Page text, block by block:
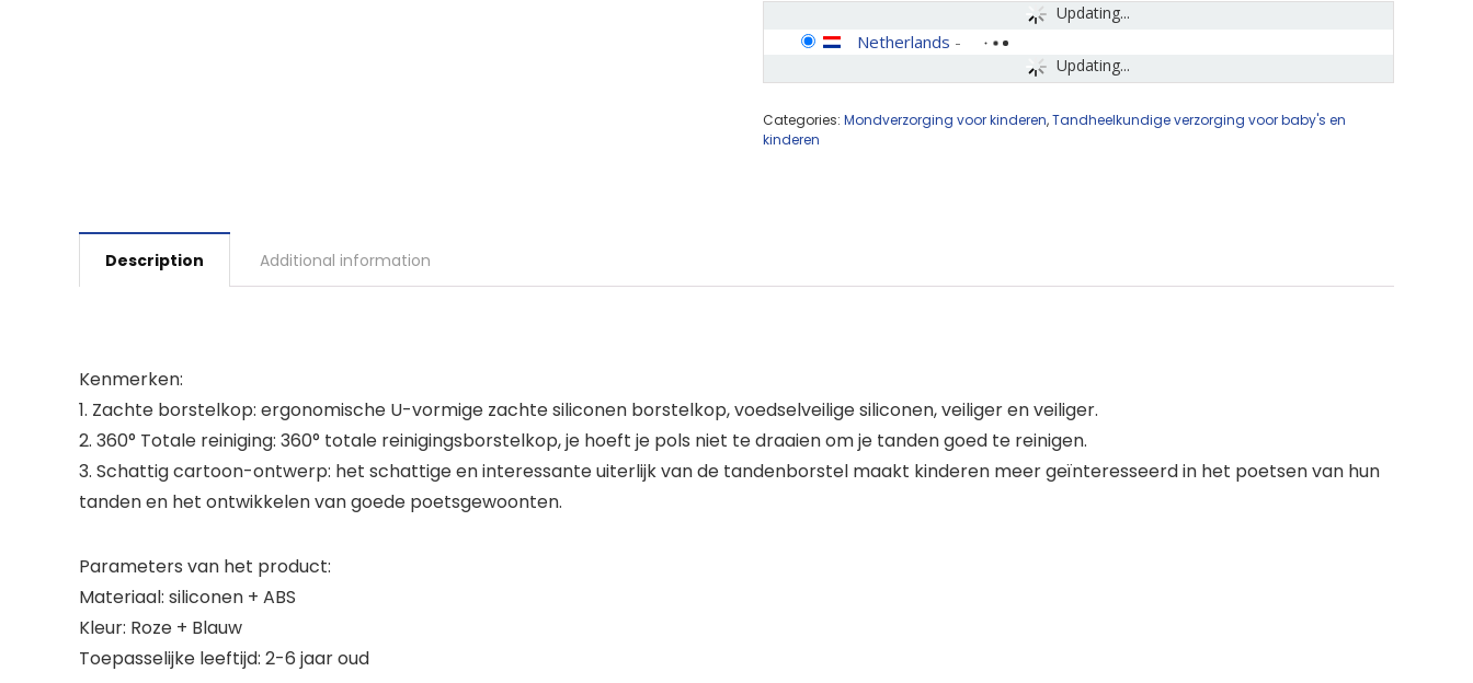
Updating...
Updating...
Netherlands -
Categories: Mondverzorging voor kinderen,Tandheelkundige verzorging voor baby's en
kinderen
Description Additional information
Kenmerken:
1. Zachte borstelkop: ergonomische U-vormige zachte siliconen borstelkop, voedselveilige siliconen, veiliger en veiliger.
2. 360° Totale reiniging: 360° totale reinigingsborstelkop, je hoeft je pols niet te draaien om je tanden goed te reinigen.
3. Schattig cartoon-ontwerp: het schattige en interessante uiterlijk van de tandenborstel maakt kinderen meer geïnteresseerd in het poetsen van hun
tanden en het ontwikkelen van goede poetsgewoonten.
Parameters van het product:
Materiaal: siliconen + ABS
Kleur: Roze + Blauw
Toepasselijke leeftijd: 2-6 jaar oud